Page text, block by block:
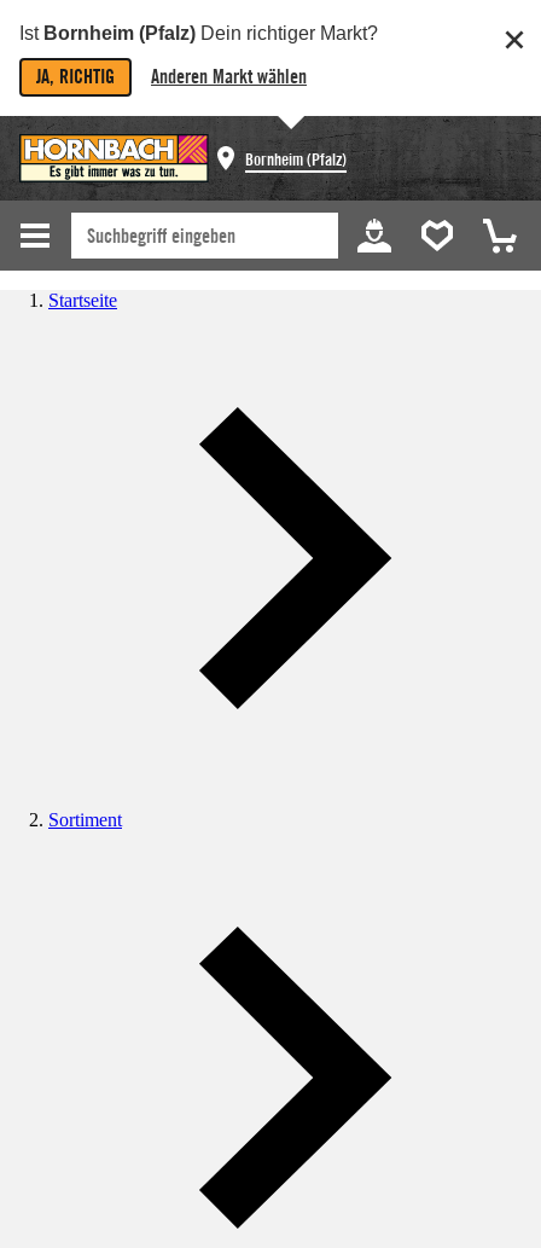
Ist Bornheim (Pfalz) Dein richtiger Markt?
JA, RICHTIG Anderen Markt wählen
Bornheim (Pfalz)
Startseite
Sortiment